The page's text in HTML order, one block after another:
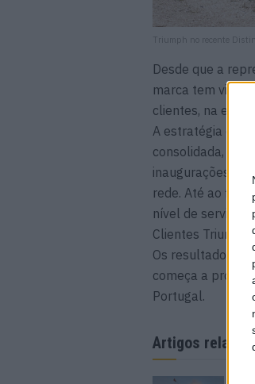
Triumph no recente
Desde que a
marca tem vindo
clientes, na
A estratégia de
consolidada,
inaugurações em
rede. Até ao
nível de serviço
Clientes Triumph.
Os resultados
começa a
Portugal.
Artigos